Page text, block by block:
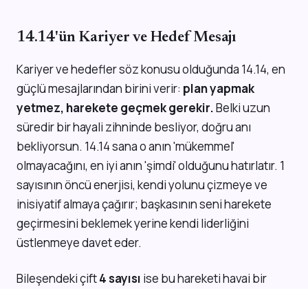
14.14'ün Kariyer ve Hedef Mesajı
Kariyer ve hedefler söz konusu olduğunda 14.14, en
güçlü mesajlarından birini verir: plan yapmak
yetmez, harekete geçmek gerekir.Belki uzun
süredir bir hayali zihninde besliyor, doğru anı
bekliyorsun. 14.14 sana o anın 'mükemmel'
olmayacağını, en iyi anın 'şimdi' olduğunu hatırlatır. 1
sayısının öncü enerjisi, kendi yolunu çizmeye ve
inisiyatif almaya çağırır; başkasının seni harekete
geçirmesini beklemek yerine kendi liderliğini
üstlenmeye davet eder.
Bileşendeki çift4 sayısı ise bu hareketi havai bir